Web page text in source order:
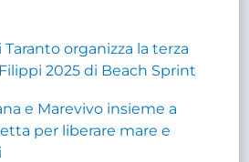
Taranto organizza la terza
2025 di Beach Sprint
e Marevivo insieme a
per liberare mare e